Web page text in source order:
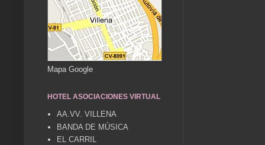
Mapa Google
HOTEL ASOCIACIONES VIRTUAL
AA.VV. VILLENA
BANDA DE MÚSICA
EL CARRIL